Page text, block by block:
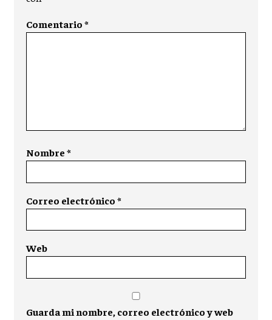
Comentario*
Nombre*
Correo electrónico*
Web
Guarda mi nombre, correo electrónico y web